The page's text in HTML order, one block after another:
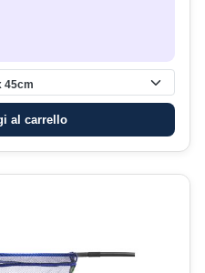
45cm
al carrello